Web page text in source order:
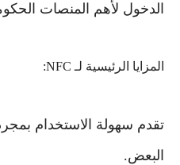
الدخول لأهم المنصات
المزايا الرئيسية لـ NFC:
تقدم سهولة الاستخدام
البعض.